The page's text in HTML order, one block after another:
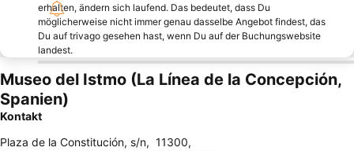
erhalten, ändern sich laufend. Das bedeutet, dass Du
möglicherweise nicht immer genau dasselbe Angebot findest, das
Du auf trivago gesehen hast, wenn Du auf der Buchungswebsite
landest.
Museo del Istmo (La Línea de la Concepción,
Spanien)
Kontakt
Plaza de la Constitución, s/n, 11300,